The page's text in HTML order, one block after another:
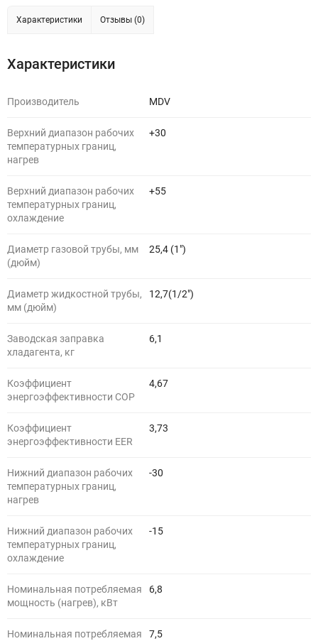
Характеристики Отзывы (0)
Характеристики
Производитель MDV
Верхний диапазон рабочих
температурных границ,
нагрев
+30
Верхний диапазон рабочих
температурных границ,
охлаждение
+55
Диаметр газовой трубы, мм
(дюйм)
25,4 (1")
Диаметр жидкостной трубы,
мм (дюйм)
12,7(1/2")
Заводская заправка
хладагента, кг
6,1
Коэффициент
энергоэффективности COP
4,67
Коэффициент
энергоэффективности EER
3,73
Нижний диапазон рабочих
температурных границ,
нагрев
-30
Нижний диапазон рабочих
температурных границ,
охлаждение
-15
Номинальная потребляемая
мощность (нагрев), кВт
6,8
Номинальная потребляемая
7,5